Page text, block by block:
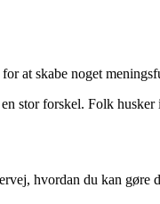
skabe noget
stor forskel. Folk
hvordan du kan